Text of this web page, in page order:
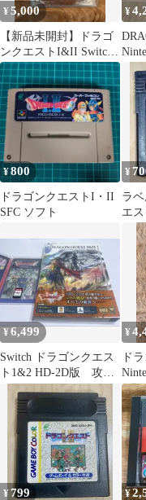
¥5,000
【新品未開封】ドラゴ
ンクエストI&II Switch
スイッチ ドラクエ1・2
¥
¥800
ドラゴンクエストI・II
SFC ソフト
¥
ラ
エ
ー
交
¥6,499
Switch ドラゴンクエス
ト1&2 HD-2D版 攻略
¥
ド
¥ 799 ¥